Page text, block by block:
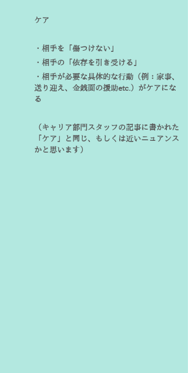
ケア
・相手を「傷つけない」
・相手の「依存を引き受ける」
・相手が必要な具体的な行動（例：家事、
送り迎え、金銭面の援助etc.）がケアにな
る
（キャリア部門スタッフの記事に書かれた
「ケア」と同じ、もしくは近いニュアンス
かと思います）